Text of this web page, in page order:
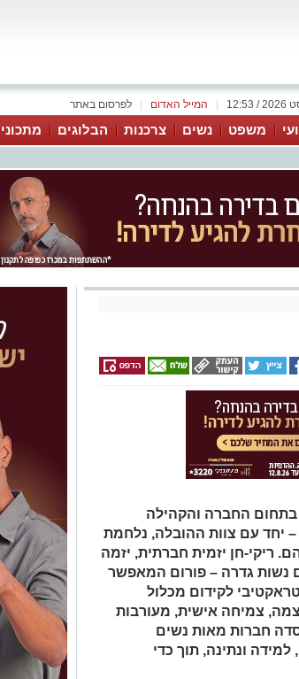
לפרסום באתר המייל האדום
משפט נשים צרכנות הבלוגים
שנים רבות בתחום החברה והקהילה
יחד עם צוות ההובלה, נלחמת
ריקי-חן יזמית חברתית, יזמה
נשות גדרה – פורום המאפשר
לקידום מכלול
צמיחה אישית, מעורבות
חברות מאות נשים
ונתינה, תוך כדי